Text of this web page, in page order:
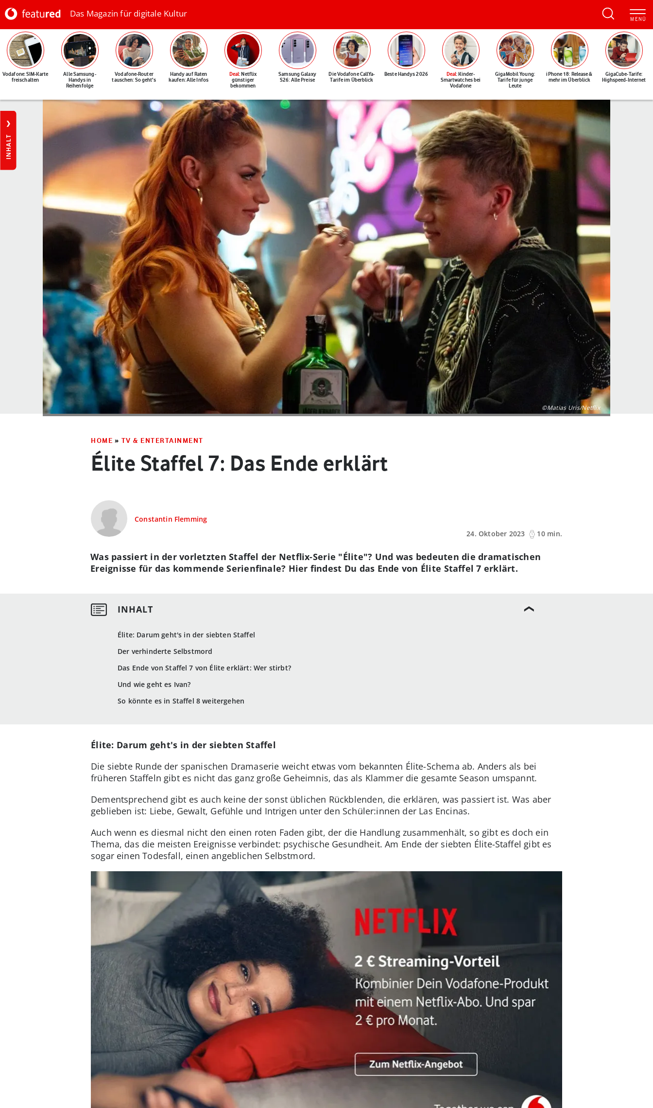
Das Magazin für digitale Kultur
Vodafone: SIM-Karte
freischalten
Alle Samsung-
Handys in
Reihenfolge
Vodafone-Router
tauschen: So geht's
Handy auf Raten
kaufen: Alle Infos
Deal: Netflix
günstiger
bekommen
Samsung Galaxy
S26: Alle Preise
Die Vodafone CallYa-
Tarife im Überblick
Beste Handys 2026 Deal: Kinder-
Smartwatches bei
Vodafone
GigaMobil Young:
Tarife für junge
Leute
iPhone 18: Release &
mehr im Überblick
GigaCube-Tarife:
Highspeed-Internet
INHALT
©Matias Uris/Netflix
HOME » TV & ENTERTAINMENT
Élite Staffel 7: Das Ende erklärt
Constantin Flemming
24. Oktober 2023
10 min.
Élite: Darum geht's in der siebten Staffel
Der verhinderte Selbstmord
Das Ende von Staffel 7 von Élite erklärt: Wer stirbt?
Und wie geht es Ivan?
So könnte es in Staffel 8 weitergehen
Was passiert in der vorletzten Staffel der Netflix-Serie "Élite"? Und was bedeuten die dramatischen
Ereignisse für das kommende Serienfinale? Hier findest Du das Ende von Élite Staffel 7 erklärt.
Élite: Darum geht's in der siebten Staffel
Die siebte Runde der spanischen Dramaserie weicht etwas vom bekannten Élite-Schema ab. Anders als bei
früheren Staffeln gibt es nicht das ganz große Geheimnis, das als Klammer die gesamte Season umspannt.
Dementsprechend gibt es auch keine der sonst üblichen Rückblenden, die erklären, was passiert ist. Was aber
geblieben ist: Liebe, Gewalt, Gefühle und Intrigen unter den Schüler:innen der Las Encinas.
Auch wenn es diesmal nicht den einen roten Faden gibt, der die Handlung zusammenhält, so gibt es doch ein
Thema, das die meisten Ereignisse verbindet: psychische Gesundheit. Am Ende der siebten Élite-Staffel gibt es
sogar einen Todesfall, einen angeblichen Selbstmord.